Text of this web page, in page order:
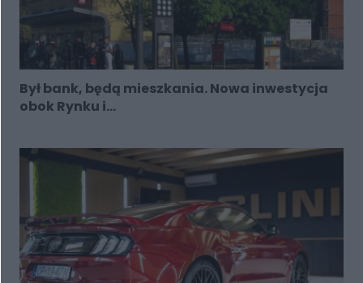
Był bank, będą mieszkania. Nowa inwestycja
obok Rynku i...